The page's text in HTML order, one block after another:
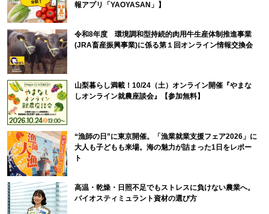
報アプリ「YAOYASAN」】
令和8年度 環境調和型持続的肉用牛生産体制推進事業
(JRA畜産振興事業)に係る第１回オンライン情報交換会
山梨暮らし満載！10/24（土）オンライン開催『やまな
しオンライン就農座談会』【参加無料】
“漁師の日”に東京開催。「漁業就業支援フェア2026」に
大人も子どもも来場。海の魅力が詰まった1日をレポー
ト
高温・乾燥・日照不足でもストレスに負けない農業へ。
バイオスティミュラント資材の選び方